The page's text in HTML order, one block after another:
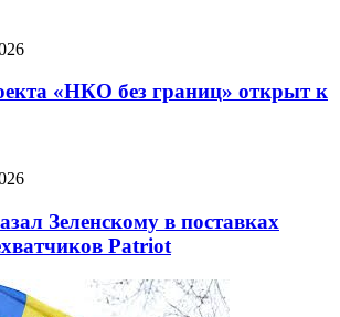
«НКО без границ» открыт к
Зеленскому в поставках
Patriot